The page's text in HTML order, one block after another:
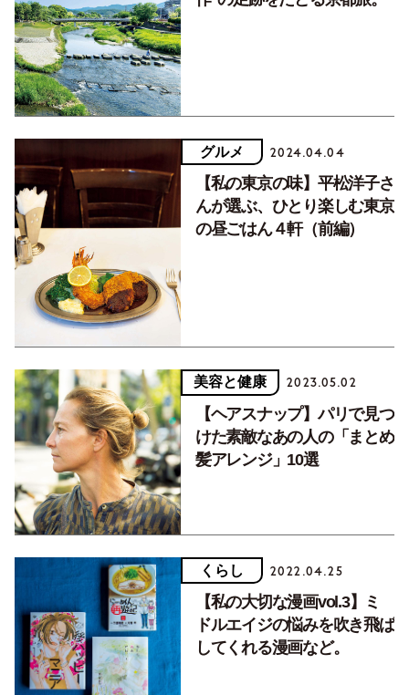
グルメ 2024.04.04
【私の東京の味】平松洋子さ
んが選ぶ、ひとり楽しむ東京
の昼ごはん４軒（前編）
美容と健康 2023.05.02
【ヘアスナップ】パリで見つ
けた素敵なあの人の「まとめ
髪アレンジ」10選
くらし 2022.04.25
【私の大切な漫画vol.3】ミ
ドルエイジの悩みを吹き飛ば
してくれる漫画など。